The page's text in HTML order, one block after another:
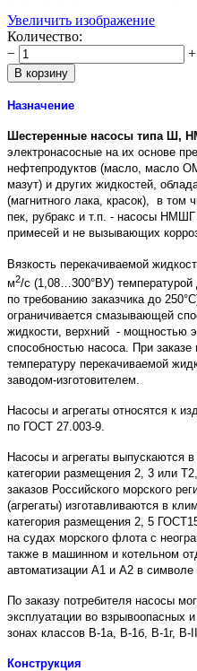
Увеличить изображение
Количество:
−
+
Назначение
Шестеренные насосы типа
электронасосные на их основе
нефтепродуктов (масло, масло
мазут) и других жидкостей,
(магнитного лака, красок), в том
пек, рубракс и т.п. - насосы НМШГ
примесей и не вызывающих
Вязкость перекачиваемой
м2/с (1,08…300°ВУ)
по требованию заказчика до
ограничивается смазывающей
жидкости, верхний - мощностью
способностью насоса. При
температуру перекачиваемой
заводом-изготовителем.
Насосы и агрегаты относятся к
по ГОСТ 27.003-9.
Насосы и агрегаты выпускаются
категории размещения 2, 3 или
заказов Российского морского
(агрегаты) изготавливаются в
категория размещения 2, 5
на судах морского флота с
также в машинном и котельном
автоматизации А1 и А2 в
По заказу потребителя насосы
эксплуатации во взрывоопасных
зонах классов В-1а, В-1б, В-1г, В-
Конструкция